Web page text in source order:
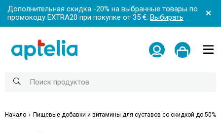
Дополнительная скидка -20% на выбранные товары по
промокоду EXTRA20 при покупке от 35 €: Выбирать
Начало Пищевые добавки и витамины для суставов со скидкой до 50%